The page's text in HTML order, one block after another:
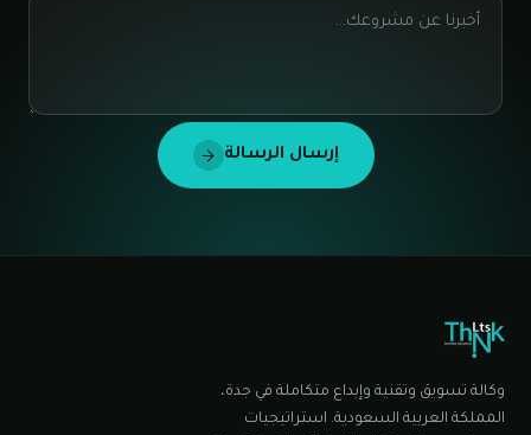
إرسال الرسالة
وكالة تسويق وتقنية وإبداع متكاملة في جدة،
المملكة العربية السعودية. استراتيجيات